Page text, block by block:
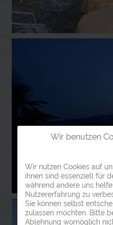
Wir benutzen
Wir nutzen Cookies auf
ihnen sind essenziell für
während andere uns
Nutzererfahrung zu
Sie können selbst
zulassen möchten. Bitte
Ablehnung womöglich